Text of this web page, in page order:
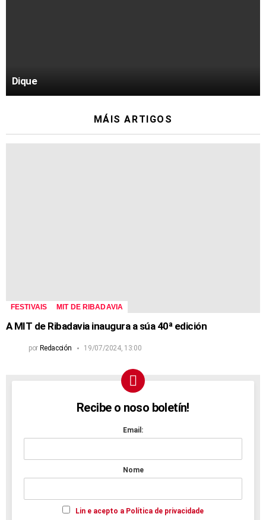
Dique
MÁIS ARTIGOS
FESTIVAIS MIT DE RIBADAVIA
A MIT de Ribadavia inaugura a súa 40ª edición
por Redacción 19/07/2024, 13:00
NEWSLETTERRecibe o noso boletín!
Email:
Nome
Lin e acepto a Política de privacidade